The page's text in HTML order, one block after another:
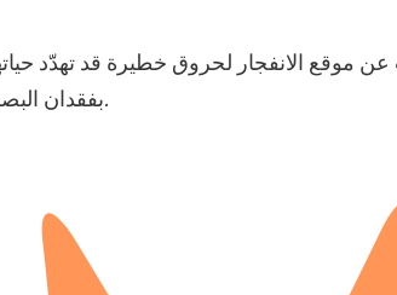
موقع الانفجار لحروق خطيرة قد تهدّد
بفقدان البصر المؤقت أو الدائم نتيجة شدة الوميض الضوئي.